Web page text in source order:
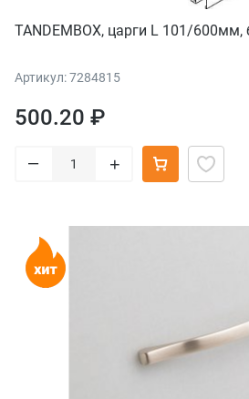
TANDEMBOX, царги L 101/600мм,
Артикул: 7284815
500.20 ₽
– +